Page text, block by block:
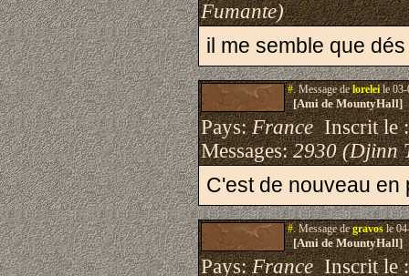
Fumante)
il me semble que
#.Message deloreleile 03-
[Ami de MountyHall]
Pays:FranceInscrit le
Messages:2930 (Djinn
C'est de nouveau
#.Message degravosle
[Ami de MountyHall]
Pays:FranceInscrit le